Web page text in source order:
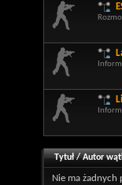
Tytuł/Autor
Nie ma